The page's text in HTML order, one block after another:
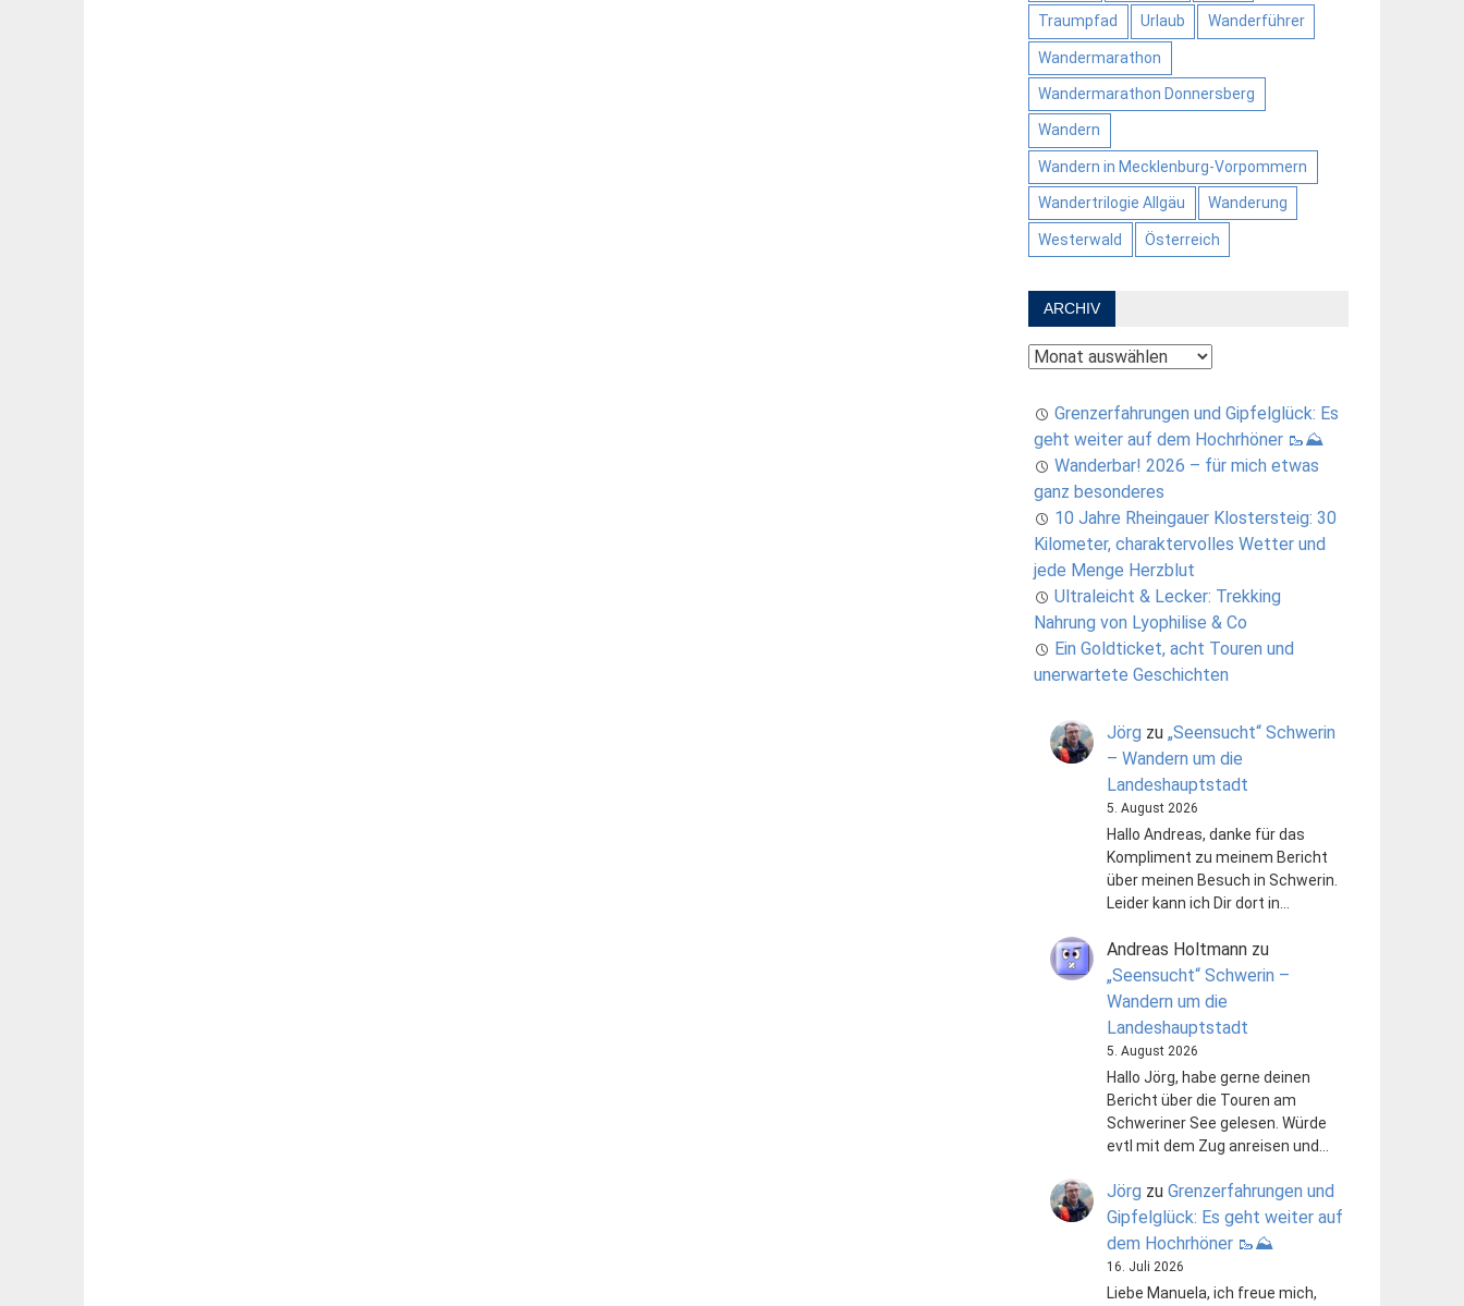
Traumpfad Urlaub Wanderführer
Wandermarathon
Wandermarathon Donnersberg
Wandern
Wandern in Mecklenburg-Vorpommern
Wandertrilogie Allgäu Wanderung
Westerwald Österreich
ARCHIV
Archiv
Grenzerfahrungen und Gipfelglück: Es
geht weiter auf dem Hochrhöner 🥾⛰️
Wanderbar! 2026 – für mich etwas
ganz besonderes
10 Jahre Rheingauer Klostersteig: 30
Kilometer, charaktervolles Wetter und
jede Menge Herzblut
Ultraleicht & Lecker: Trekking
Nahrung von Lyophilise & Co
Ein Goldticket, acht Touren und
unerwartete Geschichten
Jörg zu „Seensucht“ Schwerin
– Wandern um die
Landeshauptstadt
5. August 2026
Hallo Andreas, danke für das
Kompliment zu meinem Bericht
über meinen Besuch in Schwerin.
Leider kann ich Dir dort in…
Andreas Holtmannzu
„Seensucht“ Schwerin –
Wandern um die
Landeshauptstadt
5. August 2026
Hallo Jörg, habe gerne deinen
Bericht über die Touren am
Schweriner See gelesen. Würde
evtl mit dem Zug anreisen und…
Jörg zu Grenzerfahrungen und
Gipfelglück: Es geht weiter auf
dem Hochrhöner 🥾⛰️
16. Juli 2026
Liebe Manuela, ich freue mich,